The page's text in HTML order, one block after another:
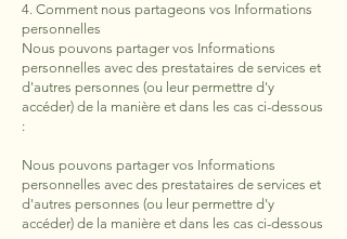
4. Comment nous partageons vos Informations
personnelles
Nous pouvons partager vos Informations
personnelles avec des prestataires de services et
d'autres personnes (ou leur permettre d'y
accéder) de la manière et dans les cas ci-dessous
:
Nous pouvons partager vos Informations
personnelles avec des prestataires de services et
d'autres personnes (ou leur permettre d'y
accéder) de la manière et dans les cas ci-dessous